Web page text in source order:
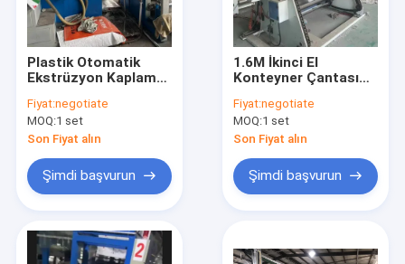
Plastik Otomatik
Ekstrüzyon Kaplama
Geo Tekstil
Konteyner Çantaları
için
Fiyat:negotiate
MOQ:1 set
Son Fiyat alın
Şimdi başvurun
1.6M İkinci El
Konteyner Çantası
Plastik Çantası
Ekstrüzyon Kaplama
Makinesi
Fiyat:negotiate
MOQ:1 set
Son Fiyat alın
Şimdi başvurun